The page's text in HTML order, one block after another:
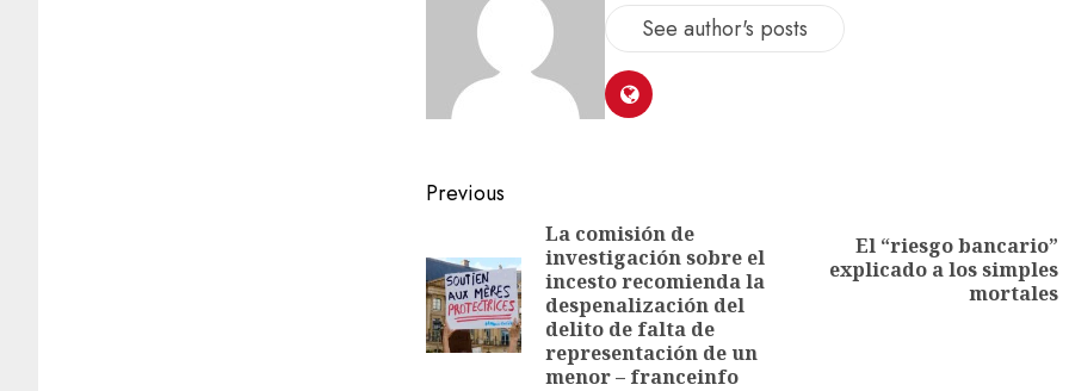
See author's posts
Previous
La comisión de
investigación sobre el
incesto recomienda la
despenalización del
delito de falta de
representación de un
menor – franceinfo
El “riesgo bancario”
explicado a los simples
mortales